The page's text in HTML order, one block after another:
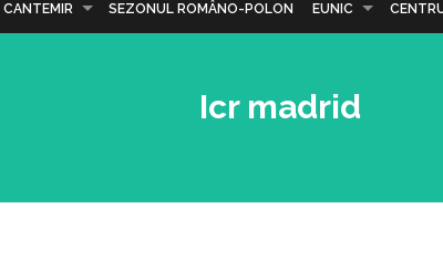
CANTEMIR SEZONUL ROMÂNO-POLON EUNIC
Icr madrid